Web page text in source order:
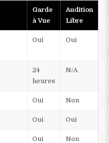
Garde
à Vue
Audition
Libre
Oui Oui
24
heures
N/A
Oui Non
Oui Oui
Oui Non